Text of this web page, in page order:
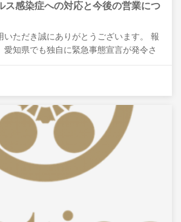
ス感染症への対応と今後の営業につ
いただき誠にありがとうございます。 報
愛知県でも独自に緊急事態宣言が発令さ
店舗営業について 従業員全て、公共交…